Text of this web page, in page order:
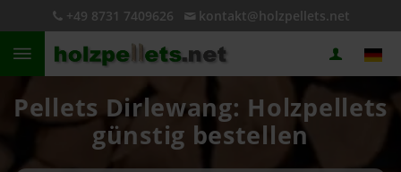
+49 8731 7409626 kontakt@holzpellets.net
Pellets Dirlewang: Holzpellets
günstig bestellen